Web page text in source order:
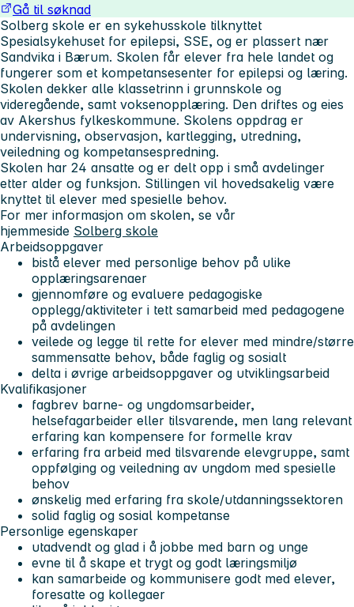
Gå til søknad
Solberg skole er en sykehusskole tilknyttet
Spesialsykehuset for epilepsi, SSE, og er plassert nær
Sandvika i Bærum. Skolen får elever fra hele landet og
fungerer som et kompetansesenter for epilepsi og læring.
Skolen dekker alle klassetrinn i grunnskole og
videregående, samt voksenopplæring. Den driftes og eies
av Akershus fylkeskommune. Skolens oppdrag er
undervisning, observasjon, kartlegging, utredning,
veiledning og kompetansespredning.
Skolen har 24 ansatte og er delt opp i små avdelinger
etter alder og funksjon. Stillingen vil hovedsakelig være
knyttet til elever med spesielle behov.
For mer informasjon om skolen, se vår
hjemmeside Solberg skole
Arbeidsoppgaver
bistå elever med personlige behov på ulike
opplæringsarenaer
gjennomføre og evaluere pedagogiske
opplegg/aktiviteter i tett samarbeid med pedagogene
på avdelingen
veilede og legge til rette for elever med mindre/større
sammensatte behov, både faglig og sosialt
delta i øvrige arbeidsoppgaver og utviklingsarbeid
Kvalifikasjoner
fagbrev barne- og ungdomsarbeider,
helsefagarbeider eller tilsvarende, men lang relevant
erfaring kan kompensere for formelle krav
erfaring fra arbeid med tilsvarende elevgruppe, samt
oppfølging og veiledning av ungdom med spesielle
behov
ønskelig med erfaring fra skole/utdanningssektoren
solid faglig og sosial kompetanse
Personlige egenskaper
utadvendt og glad i å jobbe med barn og unge
evne til å skape et trygt og godt læringsmiljø
kan samarbeide og kommunisere godt med elever,
foresatte og kollegaer